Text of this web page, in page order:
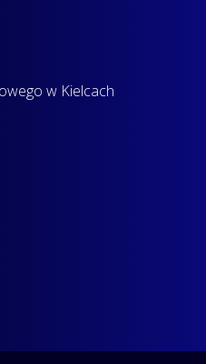
w Kielcach